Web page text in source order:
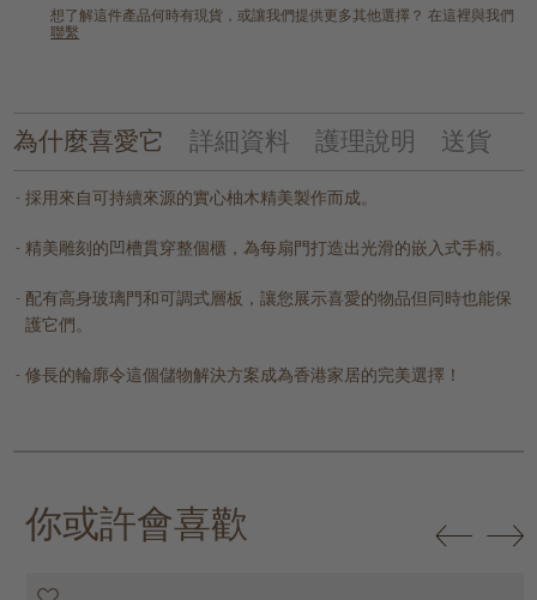
想了解這件產品何時有現貨，或讓我們提供更多其他選擇？ 在這裡與我們
聯繫
為什麼喜愛它 詳細資料 護理說明 送貨
採用來自可持續來源的實心柚木精美製作而成。
精美雕刻的凹槽貫穿整個櫃，為每扇門打造出光滑的嵌入式手柄。
配有高身玻璃門和可調式層板，讓您展示喜愛的物品但同時也能保
護它們。
修長的輪廓令這個儲物解決方案成為香港家居的完美選擇！
你或許會喜歡